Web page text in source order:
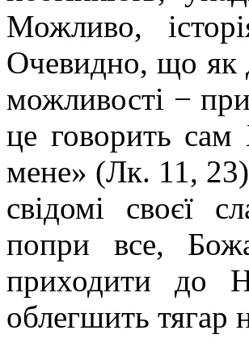
Можливо,
Очевидно, що як
можливості −
це говорить
мене» (Лк. 11,
свідомі своєї
попри все,
приходити до
облегшить